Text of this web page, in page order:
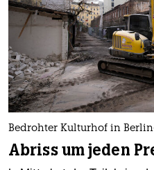
Bedrohter Kulturhof in
Abriss um jeden